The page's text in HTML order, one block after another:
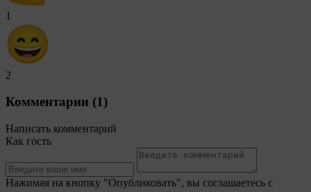
1
2
Комментарии (1)
Написать комментарий
Как гость
Нажимая на кнопку "Опубликовать", вы соглашаетесь с